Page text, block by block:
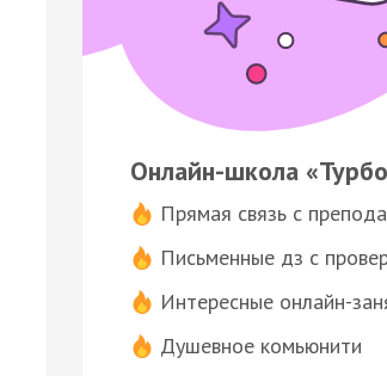
Онлайн-школа
Прямая связь с
Письменные дз с
Интересные онлайн-
Душевное комьюнити